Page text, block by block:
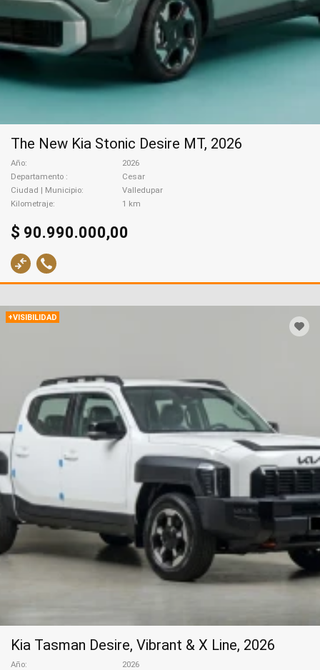
The New Kia Stonic Desire MT, 2026
Año
2026
Departamento
Cesar
Ciudad | Municipio
Valledupar
Kilometraje
1 km
$ 90.990.000,00
+VISIBILIDAD
Kia Tasman Desire, Vibrant & X Line, 2026
Año
2026